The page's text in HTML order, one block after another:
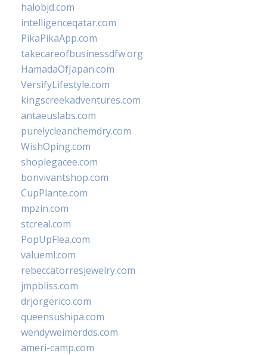
halobjd.com
intelligenceqatar.com
PikaPikaApp.com
takecareofbusinessdfw.org
HamadaOfJapan.com
VersifyLifestyle.com
kingscreekadventures.com
antaeuslabs.com
purelycleanchemdry.com
WishOping.com
shoplegacee.com
bonvivantshop.com
CupPlante.com
mpzin.com
stcreal.com
PopUpFlea.com
valueml.com
rebeccatorresjewelry.com
jmpbliss.com
drjorgerico.com
queensushipa.com
wendyweimerdds.com
ameri-camp.com